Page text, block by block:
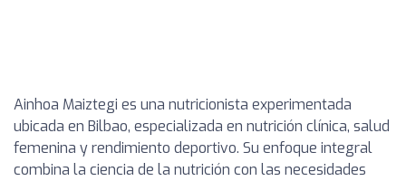
Ainhoa Maiztegi es una nutricionista experimentada
ubicada en Bilbao, especializada en nutrición clínica, salud
femenina y rendimiento deportivo. Su enfoque integral
combina la ciencia de la nutrición con las necesidades